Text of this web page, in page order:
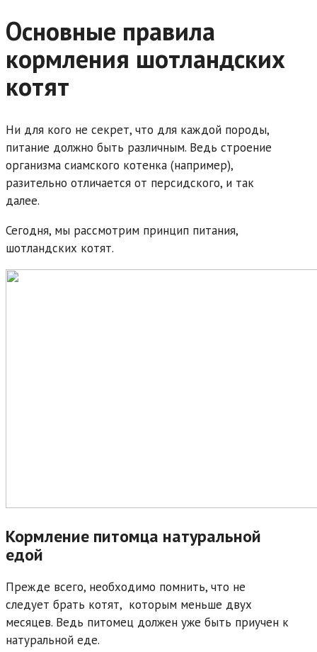
Основные правила
кормления шотландских
котят
Ни для кого не секрет, что для каждой породы,
питание должно быть различным. Ведь строение
организма сиамского котенка (например),
разительно отличается от персидского, и так
далее.
Сегодня, мы рассмотрим принцип питания,
шотландских котят.
Кормление питомца натуральной
едой
Прежде всего, необходимо помнить, что не
следует брать котят, которым меньше двух
месяцев. Ведь питомец должен уже быть приучен к
натуральной еде.